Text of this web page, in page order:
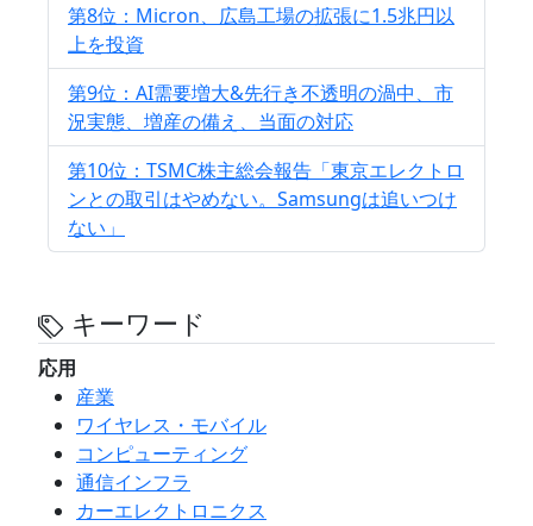
第8位：Micron、広島工場の拡張に1.5兆円以
上を投資
第9位：AI需要増大&先行き不透明の渦中、市
況実態、増産の備え、当面の対応
第10位：TSMC株主総会報告「東京エレクトロ
ンとの取引はやめない。Samsungは追いつけ
ない」
キーワード
応用
産業
ワイヤレス・モバイル
コンピューティング
通信インフラ
カーエレクトロニクス